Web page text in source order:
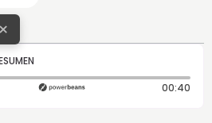
×
transcurrido: 0 segundos 00:40